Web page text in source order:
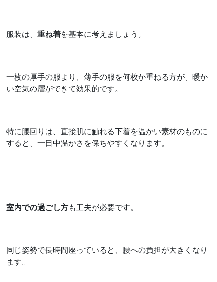
服装は、重ね着を基本に考えましょう。
一枚の厚手の服より、薄手の服を何枚か重ねる方が、暖か
い空気の層ができて効果的です。
特に腰回りは、直接肌に触れる下着を温かい素材のものに
すると、一日中温かさを保ちやすくなります。
室内での過ごし方も工夫が必要です。
同じ姿勢で長時間座っていると、腰への負担が大きくなり
ます。